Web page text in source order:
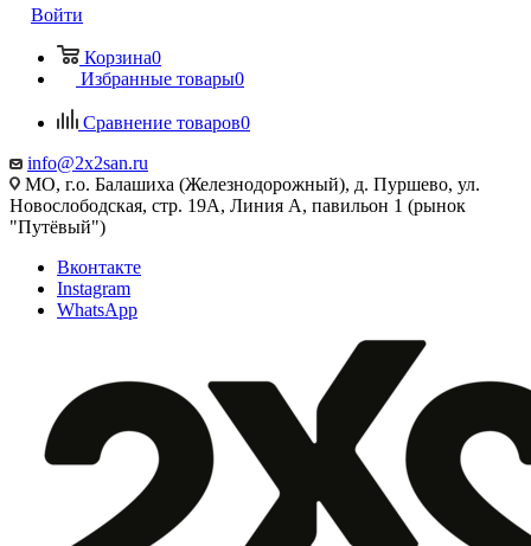
Войти
Корзина0
Избранные товары0
Сравнение товаров0
info@2x2san.ru
МО, г.о. Балашиха (Железнодорожный), д. Пуршево, ул.
Новослободская, стр. 19А, Линия А, павильон 1 (рынок
"Путёвый")
Вконтакте
Instagram
WhatsApp